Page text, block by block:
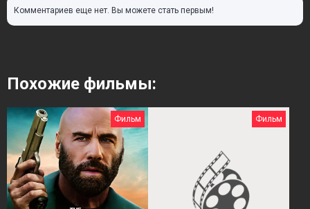
Комментариев еще нет. Вы можете стать первым!
Похожие фильмы:
Фильм Фильм